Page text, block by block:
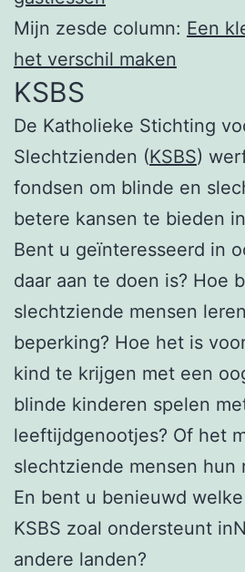
Mijn zesde column: Een
het verschil maken
KSBS
De Katholieke Stichting
Slechtzienden (KSBS)
fondsen om blinde en
betere kansen te bieden
Bent u geïnteresseerd in
daar aan te doen is? Hoe
slechtziende mensen
beperking? Hoe het is
kind te krijgen met een
blinde kinderen spelen
leeftijdgenootjes? Of het
slechtziende mensen hun
En bent u benieuwd
KSBS zoal ondersteunt
andere landen?